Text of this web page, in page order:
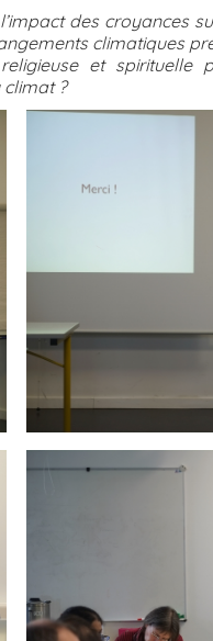
des croyances
climatiques
et spirituelle
?